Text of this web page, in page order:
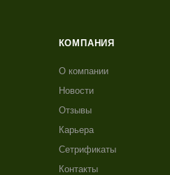
КОМПАНИЯ
О компании
Новости
Отзывы
Карьера
Сетрификаты
Контакты